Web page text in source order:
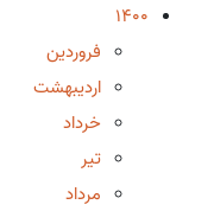
1400
فروردین
اردیبهشت
خرداد
تیر
مرداد